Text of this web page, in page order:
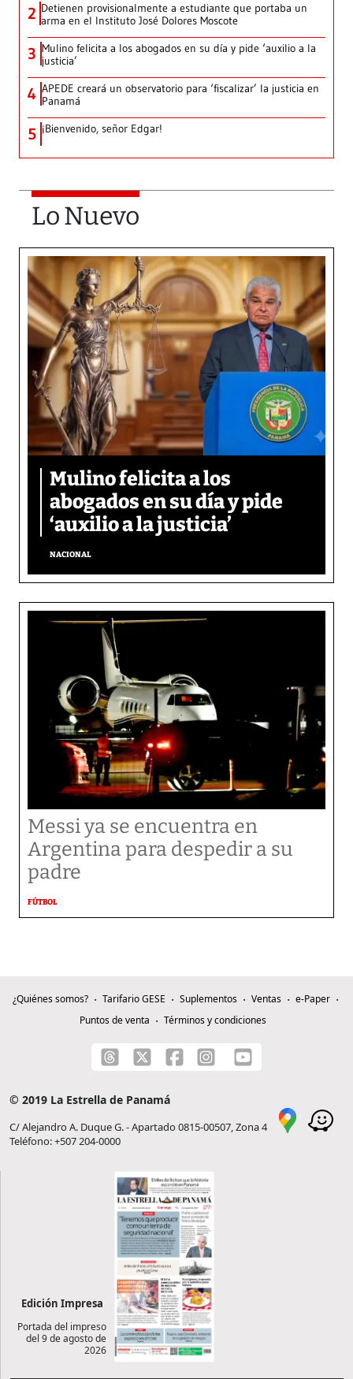
2 Detienen provisionalmente a estudiante que portaba un
arma en el Instituto José Dolores Moscote
3 Mulino felicita a los abogados en su día y pide ‘auxilio a la
justicia’
4 APEDE creará un observatorio para ‘fiscalizar’ la justicia en
Panamá
5 ¡Bienvenido, señor Edgar!
Lo Nuevo
Mulino felicita a los
abogados en su día y pide
‘auxilio a la justicia’
NACIONAL
Messi ya se encuentra en
Argentina para despedir a su
padre
FÚTBOL
¿Quiénes somos? Tarifario GESE Suplementos Ventas
e-Paper
Puntos de venta
Términos y condiciones
© 2019 La Estrella de Panamá
C/ Alejandro A. Duque G. - Apartado 0815-00507, Zona 4
Teléfono: +507 204-0000
Edición Impresa
Portada del impreso
del 9 de agosto de
2026